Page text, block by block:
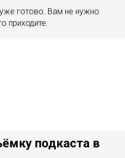
готово. Вам не нужно
приходите.
подкаста в